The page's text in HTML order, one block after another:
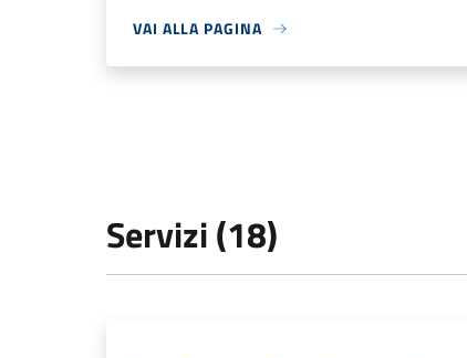
VAI ALLA PAGINA
Servizi (18)